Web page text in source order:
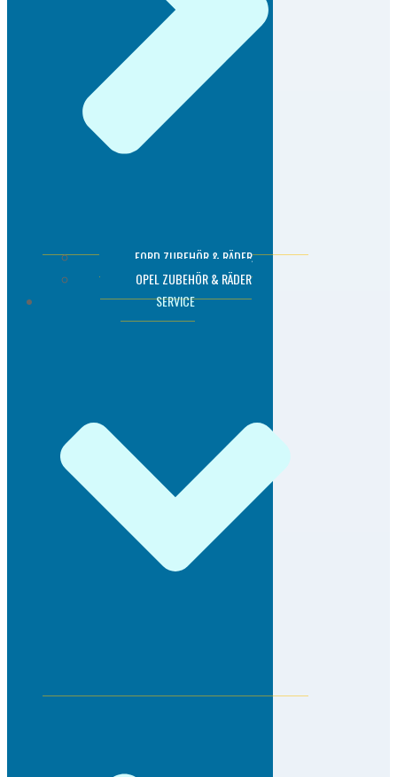
FORD ZUBEHÖR & RÄDER
OPEL ZUBEHÖR & RÄDER
SERVICE